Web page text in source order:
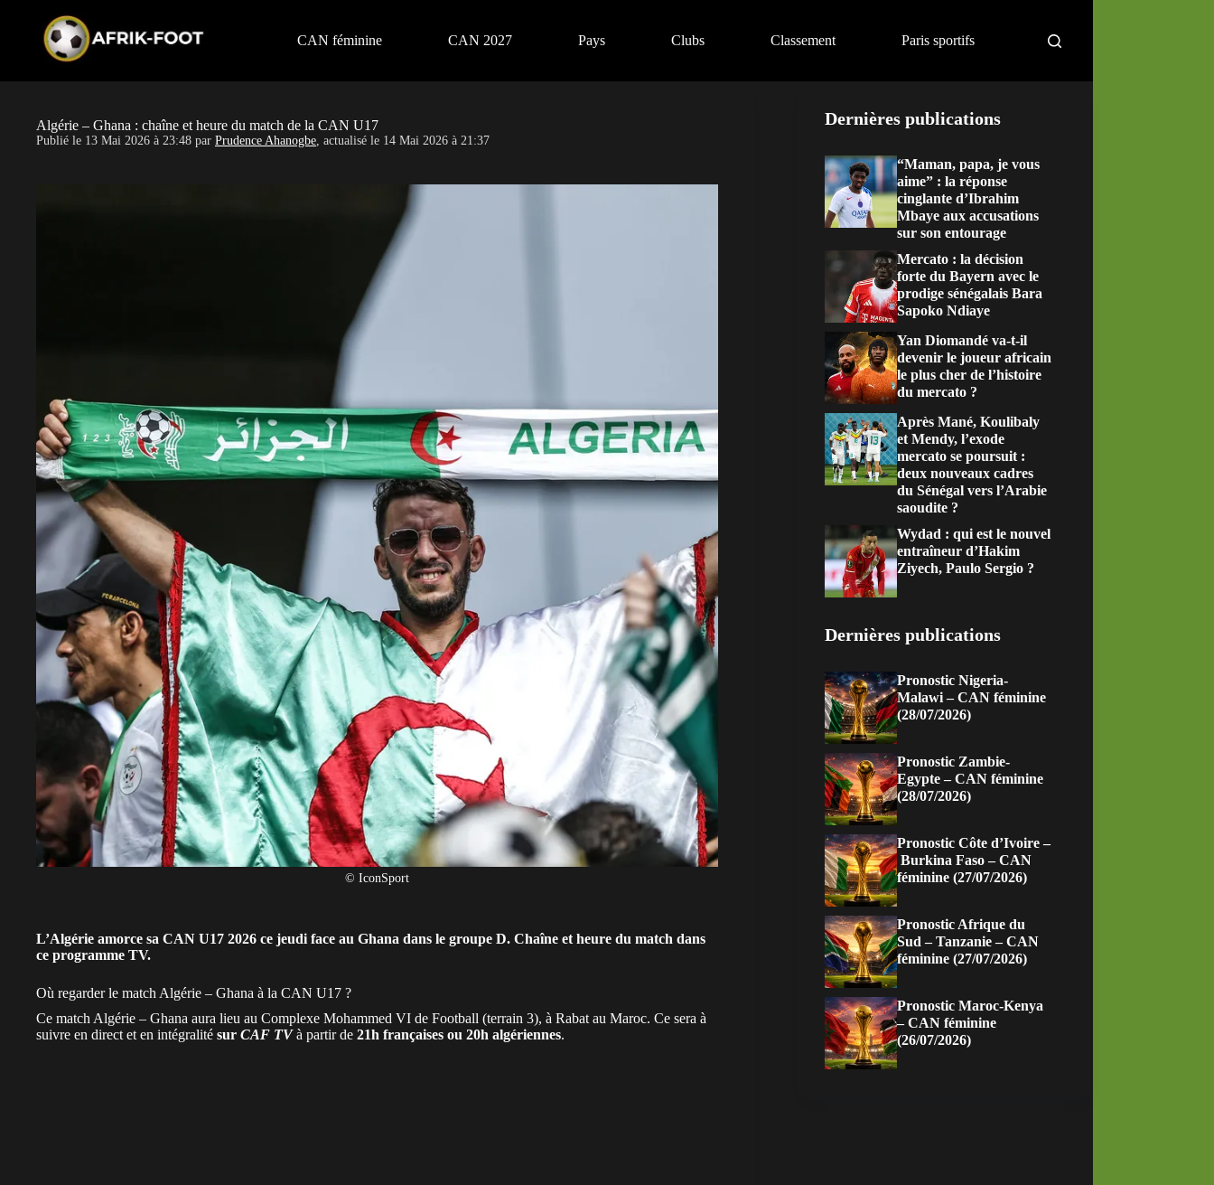
CAN féminine CAN 2027 Pays Clubs Classement Paris sportifs
Algérie – Ghana : chaîne et heure du match de la CAN U17
Publié le 13 Mai 2026 à 23:48 par Prudence Ahanogbe, actualisé le 14 Mai 2026 à 21:37
© IconSport
L’Algérie amorce sa CAN U17 2026 ce jeudi face au Ghana dans le groupe D. Chaîne et heure du match dans
ce programme TV.
Où regarder le match Algérie – Ghana à la CAN U17 ?
Ce match Algérie – Ghana aura lieu au Complexe Mohammed VI de Football (terrain 3), à Rabat au Maroc. Ce sera à
suivre en direct et en intégralité sur CAF TVà partir de 21h françaises ou 20h algériennes.
Dernières publications
“Maman, papa, je vous
aime” : la réponse
cinglante d’Ibrahim
Mbaye aux accusations
sur son entourage
Mercato : la décision
forte du Bayern avec le
prodige sénégalais Bara
Sapoko Ndiaye
Yan Diomandé va-t-il
devenir le joueur africain
le plus cher de l’histoire
du mercato ?
Après Mané, Koulibaly
et Mendy, l’exode
mercato se poursuit :
deux nouveaux cadres
du Sénégal vers l’Arabie
saoudite ?
Wydad : qui est le nouvel
entraîneur d’Hakim
Ziyech, Paulo Sergio ?
Dernières publications
Pronostic Nigeria-
Malawi – CAN féminine
(28/07/2026)
Pronostic Zambie-
Egypte – CAN féminine
(28/07/2026)
Pronostic Côte d’Ivoire –
Burkina Faso – CAN
féminine (27/07/2026)
Pronostic Afrique du
Sud – Tanzanie – CAN
féminine (27/07/2026)
Pronostic Maroc-Kenya
– CAN féminine
(26/07/2026)